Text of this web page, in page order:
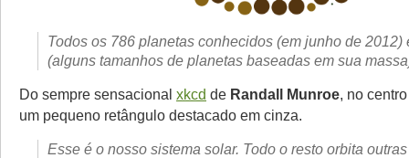
Todos os 786 planetas conhecidos (em junho de 2012)
(alguns tamanhos de planetas baseadas em sua
Do sempre sensacional xkcd de Randall Munroe, no
um pequeno retângulo destacado em cinza.
Esse é o nosso sistema solar. Todo o resto orbita